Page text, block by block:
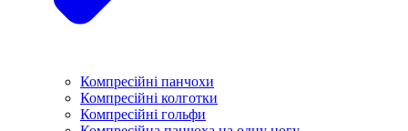
Компресійні панчохи
Компресійні колготки
Компресійні гольфи